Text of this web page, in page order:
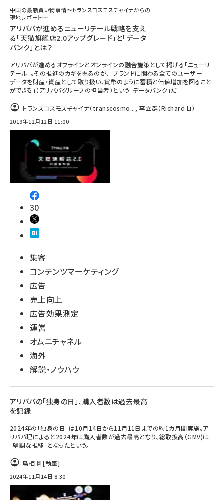
中国の最新買い物事情～トランスコスモスチャイナからの
現地レポート～
アリババが進めるニューリテール戦略を支え
る「天猫旗艦店2.0アップグレード」と「データ
バンク」とは？
アリババが進めるオフラインとオンラインの融合施策として掲げる「ニューリ
テール」。その推進のカギを握るのが、「ブランドに関わる全てのユーザー
データを財産・資産として取り扱い、貨幣のように蓄積と価値増加を図ること
ができる」（アリババグループの担当者）という「データバンク」だ
トランスコスモスチャイナ（transcosmo..., 李立群（Richard Li）
2019年12月12日 11:00
30
集客
コンテンツマーケティング
広告
売上向上
広告効果測定
運営
オムニチャネル
海外
解説・ノウハウ
アリババの「独身の日」、購入者数は過去最高
を記録
2024年の「独身の日」は10月14日から11月11日までの約1カ月間実施。ア
リババ理によると2024年は購入者数が過去最高となり、総取扱高（GMV)は
「堅調な推移」となったという。
鳥栖 剛[執筆]
2024年11月14日 8:30